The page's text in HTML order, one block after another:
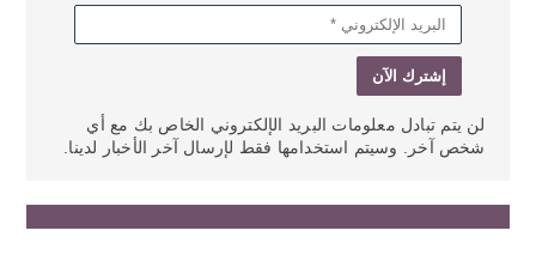
لن يتم تبادل معلومات البريد الإلكتروني الخاص بك مع أي
شخص آخر. وسيتم استخدامها فقط لإرسال آخر الأخبار لدينا.